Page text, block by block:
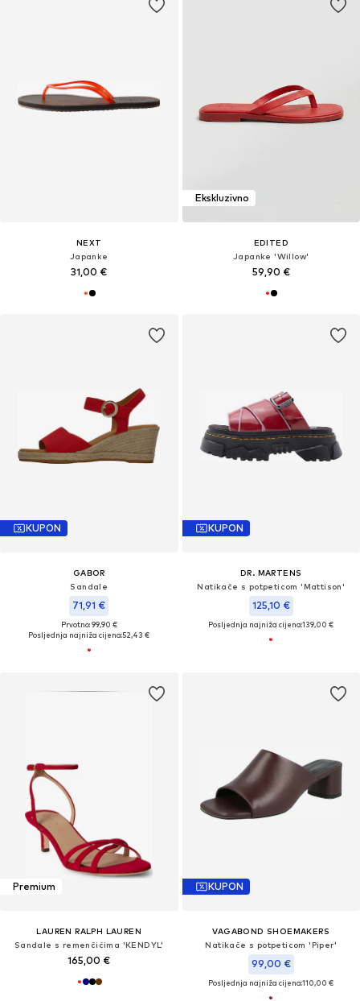
NEXT
Japanke
31,00 €
Ekskluzivno
EDITED
Japanke 'Willow'
59,90 €
KUPON
GABOR
Sandale
71,91 €
Prvotno: 99,90 €
Posljednja najniža cijena:52,43 €
KUPON
DR. MARTENS
Natikače s potpeticom 'Mattison'
125,10 €
Posljednja najniža cijena:139,00 €
Premium
LAUREN RALPH LAUREN
Sandale s remenčićima 'KENDYL'
165,00 €
KUPON
VAGABOND SHOEMAKERS
Natikače s potpeticom 'Piper'
99,00 €
Posljednja najniža cijena:110,00 €